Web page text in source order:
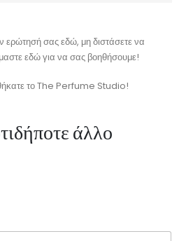
ερώτησή σας εδώ, μη διστάσετε να
εδώ για να σας βοηθήσουμε!
το The Perfume Studio!
άλλο